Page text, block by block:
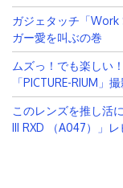
ガジェタッチ「Work
ガー愛を叫ぶの巻
ムズっ！でも楽しい
「PICTURE-RIUM」
このレンズを推し活
III RXD （A047）」